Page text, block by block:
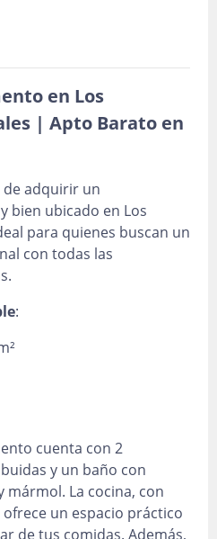
en Los
| Apto Barato en
de adquirir un
bien ubicado en Los
para quienes buscan un
con todas las
:
cuenta con 2
y un baño con
mármol. La cocina, con
un espacio práctico
de tus comidas. Además,